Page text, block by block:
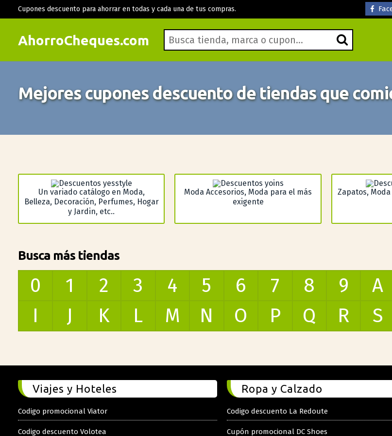
AhorroCheques.com
Cupones descuento para ahorrar en todas y cada una de tus compras.
Mejores cupones descuento de tiendas que
Un variado catálogo en Moda,
Belleza, Decoración, Perfumes, Hogar
y Jardin, etc..
Moda Accesorios, Moda para el más
exigente
Zapatos,
Busca más tiendas
0 1 2 3 4 5 6 7 8 9 A
I
J K L M N O P Q R S
Viajes y Hoteles
Codigo promocional Viator
Codigo descuento Volotea
Ropa y Calzado
Codigo descuento La Redoute
Cupón promocional DC Shoes